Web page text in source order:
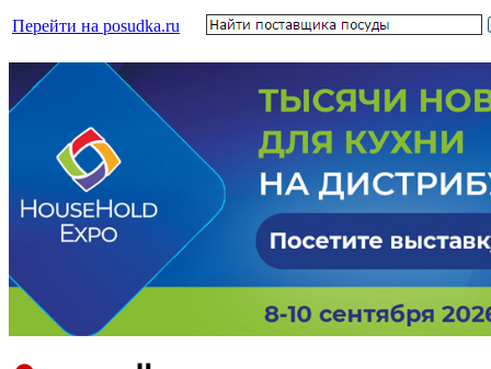
Перейти на posudka.ru